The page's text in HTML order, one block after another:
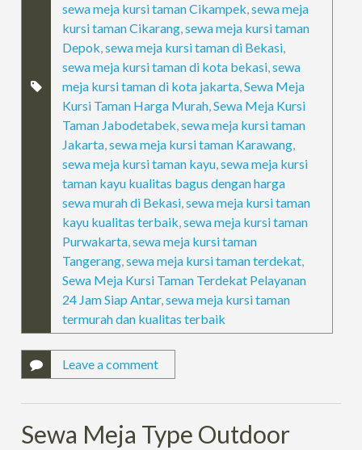
sewa meja kursi taman Cikampek,sewa meja
kursi taman Cikarang,sewa meja kursi taman
Depok,sewa meja kursi taman di Bekasi,
sewa meja kursi taman di kota bekasi,sewa
meja kursi taman di kota jakarta,Sewa Meja
Kursi Taman Harga Murah,Sewa Meja Kursi
Taman Jabodetabek,sewa meja kursi taman
Jakarta,sewa meja kursi taman Karawang,
sewa meja kursi taman kayu,sewa meja kursi
taman kayu kualitas bagus dengan harga
sewa murah di Bekasi,sewa meja kursi taman
kayu kualitas terbaik,sewa meja kursi taman
Purwakarta,sewa meja kursi taman
Tangerang,sewa meja kursi taman terdekat,
Sewa Meja Kursi Taman Terdekat Pelayanan
24 Jam Siap Antar,sewa meja kursi taman
termurah dan kualitas terbaik
Leave a comment
Sewa Meja Type Outdoor